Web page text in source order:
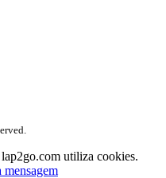
utiliza cookies.
mensagem